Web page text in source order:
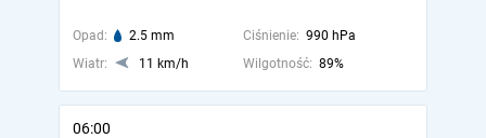
Opad: 2.5 mm Ciśnienie: 990 hPa
Wiatr:
11 km/h Wilgotność: 89%
06:00